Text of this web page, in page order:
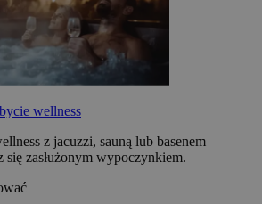
wellness
z jacuzzi, sauną lub basenem
się zasłużonym wypoczynkiem.